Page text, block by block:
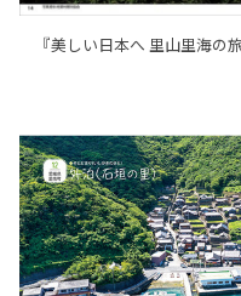
『美しい日本へ 里山里海の